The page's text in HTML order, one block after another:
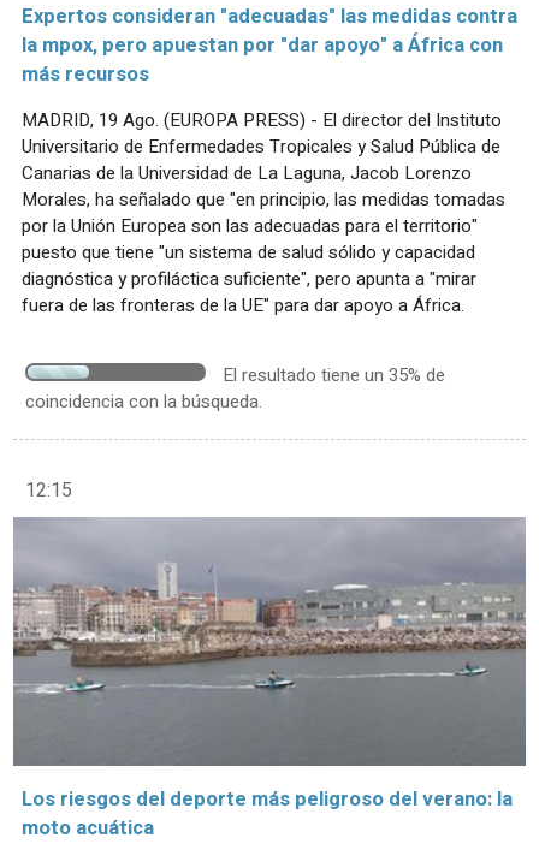
Expertos consideran "adecuadas" las medidas contra
la mpox, pero apuestan por "dar apoyo" a África con
más recursos
MADRID, 19 Ago. (EUROPA PRESS) - El director del Instituto
Universitario de Enfermedades Tropicales y Salud Pública de
Canarias de la Universidad de La Laguna, Jacob Lorenzo
Morales, ha señalado que "en principio, las medidas tomadas
por la Unión Europea son las adecuadas para el territorio"
puesto que tiene "un sistema de salud sólido y capacidad
diagnóstica y profiláctica suficiente", pero apunta a "mirar
fuera de las fronteras de la UE" para dar apoyo a África.
El resultado tiene un 35% de
coincidencia con la búsqueda.
12:15
Los riesgos del deporte más peligroso del verano: la
moto acuática